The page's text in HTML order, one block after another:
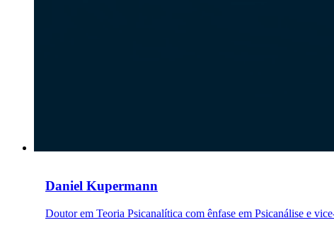
Daniel Kupermann
Doutor em Teoria Psicanalítica com ênfase em Psicanálise e